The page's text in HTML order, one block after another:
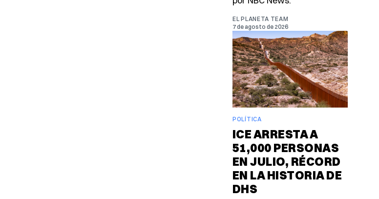
EL PLANETA TEAM
7 de agosto de 2026
POLÍTICA
ICE ARRESTA A
51,000 PERSONAS
EN JULIO, RÉCORD
EN LA HISTORIA DE
DHS